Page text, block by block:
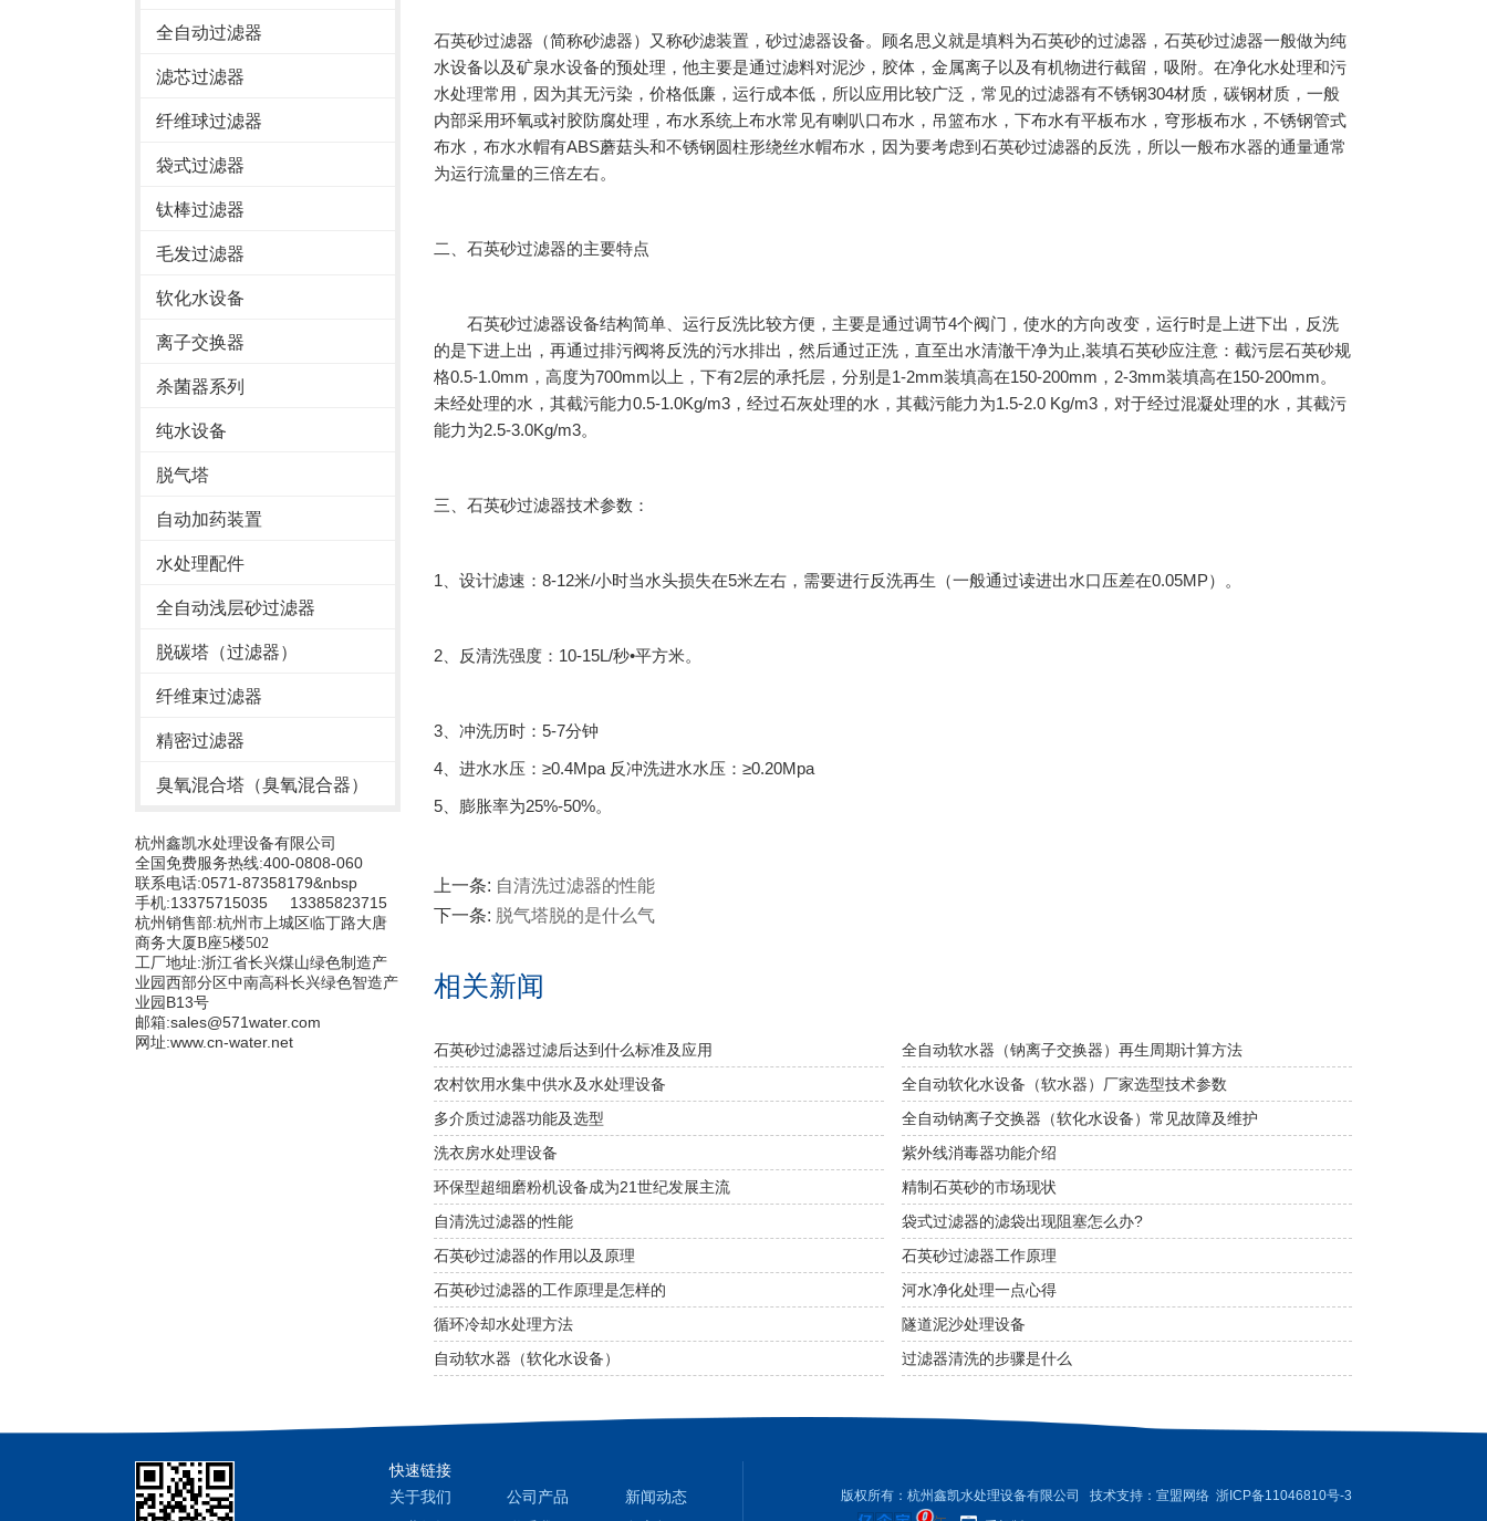
全自动过滤器
滤芯过滤器
纤维球过滤器
袋式过滤器
钛棒过滤器
毛发过滤器
软化水设备
离子交换器
杀菌器系列
纯水设备
脱气塔
自动加药装置
水处理配件
全自动浅层砂过滤器
脱碳塔（过滤器）
纤维束过滤器
精密过滤器
臭氧混合塔（臭氧混合器）
杭州鑫凯水处理设备有限公司
全国免费服务热线:400-0808-060
联系电话:0571-87358179&nbsp
手机:13375715035 13385823715
杭州销售部:杭州市上城区临丁路大唐
商务大厦B座5楼502
工厂地址:浙江省长兴煤山绿色制造产
业园西部分区中南高科长兴绿色智造产
业园B13号
邮箱:sales@571water.com
网址:www.cn-water.net
石英砂过滤器（简称砂滤器）又称砂滤装置，砂过滤器设备。顾名思义就是填料为石英砂的过滤器，石英砂过滤器一般做为纯
水设备以及矿泉水设备的预处理，他主要是通过滤料对泥沙，胶体，金属离子以及有机物进行截留，吸附。在净化水处理和污
水处理常用，因为其无污染，价格低廉，运行成本低，所以应用比较广泛，常见的过滤器有不锈钢304材质，碳钢材质，一般
内部采用环氧或衬胶防腐处理，布水系统上布水常见有喇叭口布水，吊篮布水，下布水有平板布水，穹形板布水，不锈钢管式
布水，布水水帽有ABS蘑菇头和不锈钢圆柱形绕丝水帽布水，因为要考虑到石英砂过滤器的反洗，所以一般布水器的通量通常
为运行流量的三倍左右。
二、石英砂过滤器的主要特点
石英砂过滤器设备结构简单、运行反洗比较方便，主要是通过调节4个阀门，使水的方向改变，运行时是上进下出，反洗
的是下进上出，再通过排污阀将反洗的污水排出，然后通过正洗，直至出水清澈干净为止,装填石英砂应注意：截污层石英砂规
格0.5-1.0mm，高度为700mm以上，下有2层的承托层，分别是1-2mm装填高在150-200mm，2-3mm装填高在150-200mm。
未经处理的水，其截污能力0.5-1.0Kg/m3，经过石灰处理的水，其截污能力为1.5-2.0 Kg/m3，对于经过混凝处理的水，其截污
能力为2.5-3.0Kg/m3。
三、石英砂过滤器技术参数：
1、设计滤速：8-12米/小时当水头损失在5米左右，需要进行反洗再生（一般通过读进出水口压差在0.05MP）。
2、反清洗强度：10-15L/秒•平方米。
3、冲洗历时：5-7分钟
4、进水水压：≥0.4Mpa 反冲洗进水水压：≥0.20Mpa
5、膨胀率为25%-50%。
上一条: 自清洗过滤器的性能
下一条: 脱气塔脱的是什么气
相关新闻
石英砂过滤器过滤后达到什么标准及应用
全自动软水器（钠离子交换器）再生周期计算方法
农村饮用水集中供水及水处理设备
全自动软化水设备（软水器）厂家选型技术参数
多介质过滤器功能及选型
全自动钠离子交换器（软化水设备）常见故障及维护
洗衣房水处理设备
紫外线消毒器功能介绍
环保型超细磨粉机设备成为21世纪发展主流
精制石英砂的市场现状
自清洗过滤器的性能
袋式过滤器的滤袋出现阻塞怎么办?
石英砂过滤器的作用以及原理
石英砂过滤器工作原理
石英砂过滤器的工作原理是怎样的
河水净化处理一点心得
循环冷却水处理方法
隧道泥沙处理设备
自动软水器（软化水设备）
过滤器清洗的步骤是什么
快速链接
关于我们
公司产品
新闻动态
版权所有：杭州鑫凯水处理设备有限公司 技术支持： 宣盟网络 浙ICP备11046810号-3